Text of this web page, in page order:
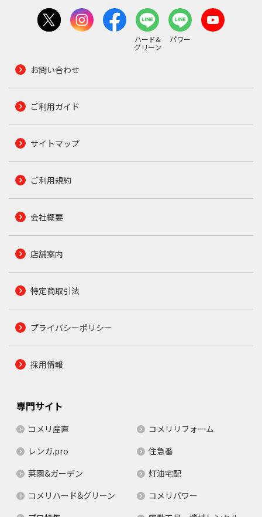
ハード&
グリーン
パワー
お問い合わせ
ご利用ガイド
サイトマップ
ご利用規約
会社概要
店舗案内
特定商取引法
プライバシーポリシー
採用情報
専門サイト
コメリ産直
コメリリフォーム
レンガ.pro
住急番
菜園&ガーデン
灯油宅配
コメリハード&グリーン
コメリパワー